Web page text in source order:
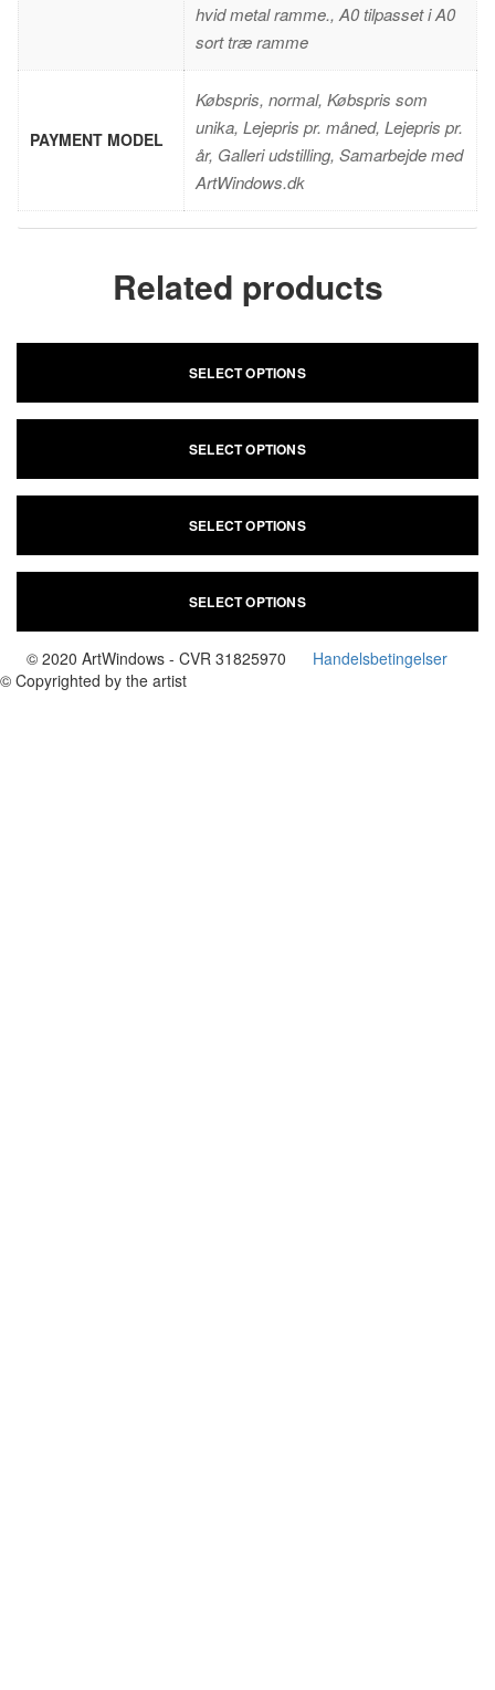
hvid metal ramme., A0 tilpasset i A0
sort træ ramme
PAYMENT MODEL
Købspris, normal, Købspris som
unika, Lejepris pr. måned, Lejepris pr.
år, Galleri udstilling, Samarbejde med
ArtWindows.dk
Related products
UP RISING CELLS
SELECT OPTIONS
COLLECTOR
SELECT OPTIONS
POWER
SELECT OPTIONS
BOWL
SELECT OPTIONS
© 2020 ArtWindows - CVR 31825970
Handelsbetingelser
© Copyrighted by the artist